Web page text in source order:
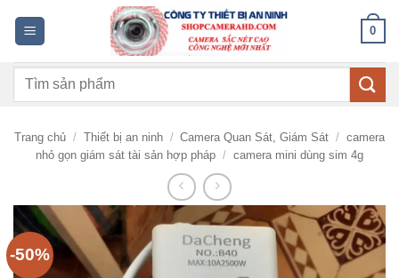
dung
0
Tìm
Trang chủ / Thiết bị an ninh / Camera Quan Sát, Giám Sát / camera
nhỏ gọn giám sát tài sản hợp pháp / camera mini dùng sim 4g
-50%